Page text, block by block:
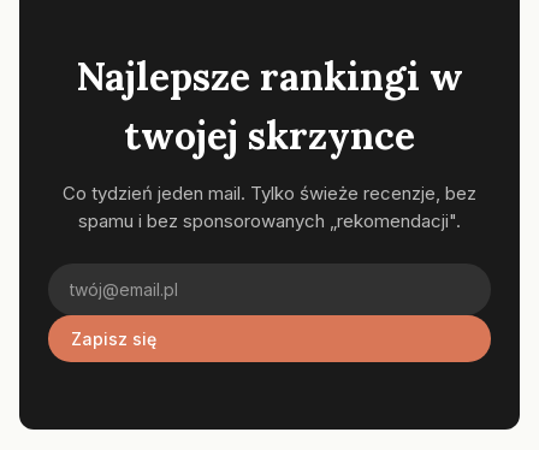
Najlepsze rankingi w
twojej skrzynce
Co tydzień jeden mail. Tylko świeże recenzje, bez
spamu i bez sponsorowanych „rekomendacji".
Zapisz się